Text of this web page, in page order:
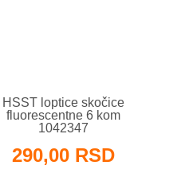
HSST loptice skočice
fluorescentne 6 kom
1042347
290,00 RSD